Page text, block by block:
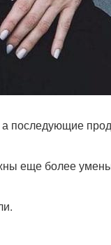
последующие
еще более